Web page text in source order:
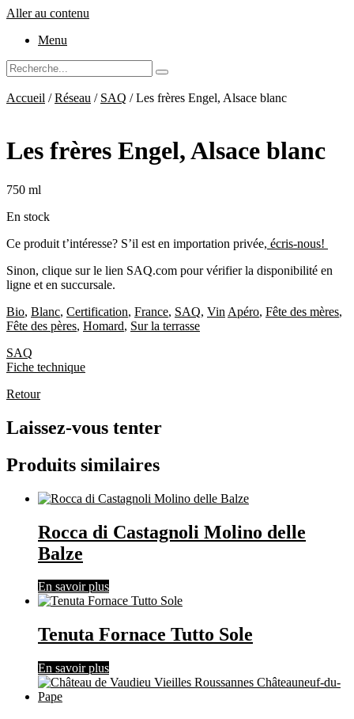
Aller au contenu
Menu
Accueil /Réseau / SAQ / Les frères Engel, Alsace blanc
Les frères Engel, Alsace blanc
750 ml
En stock
Ce produit t’intéresse? S’il est en importation privée, écris-nous!
Sinon, clique sur le lien SAQ.com pour vérifier la disponibilité en
ligne et en succursale.
Bio, Blanc, Certification, France, SAQ, Vin Apéro, Fête des mères,
Fête des pères, Homard, Sur la terrasse
SAQ
Fiche technique
Retour
Laissez-vous tenter
Produits similaires
Rocca di Castagnoli Molino delle
Balze
En savoir plus
Tenuta Fornace Tutto Sole
En savoir plus